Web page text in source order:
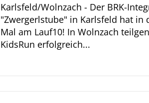
Karlsfeld/Wolnzach - Der BRK-
"Zwergerlstube" in Karlsfeld hat
Mal am Lauf10! In Wolnzach
KidsRun erfolgreich...